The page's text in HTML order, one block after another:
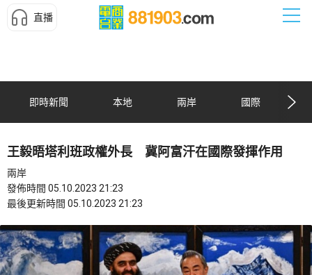
直播
即時新聞 本地 兩岸 國際
王毅晤塔利班政權外長 冀阿富汗在國際發揮作用
兩岸
發佈時間 05.10.2023 21:23
最後更新時間 05.10.2023 21:23